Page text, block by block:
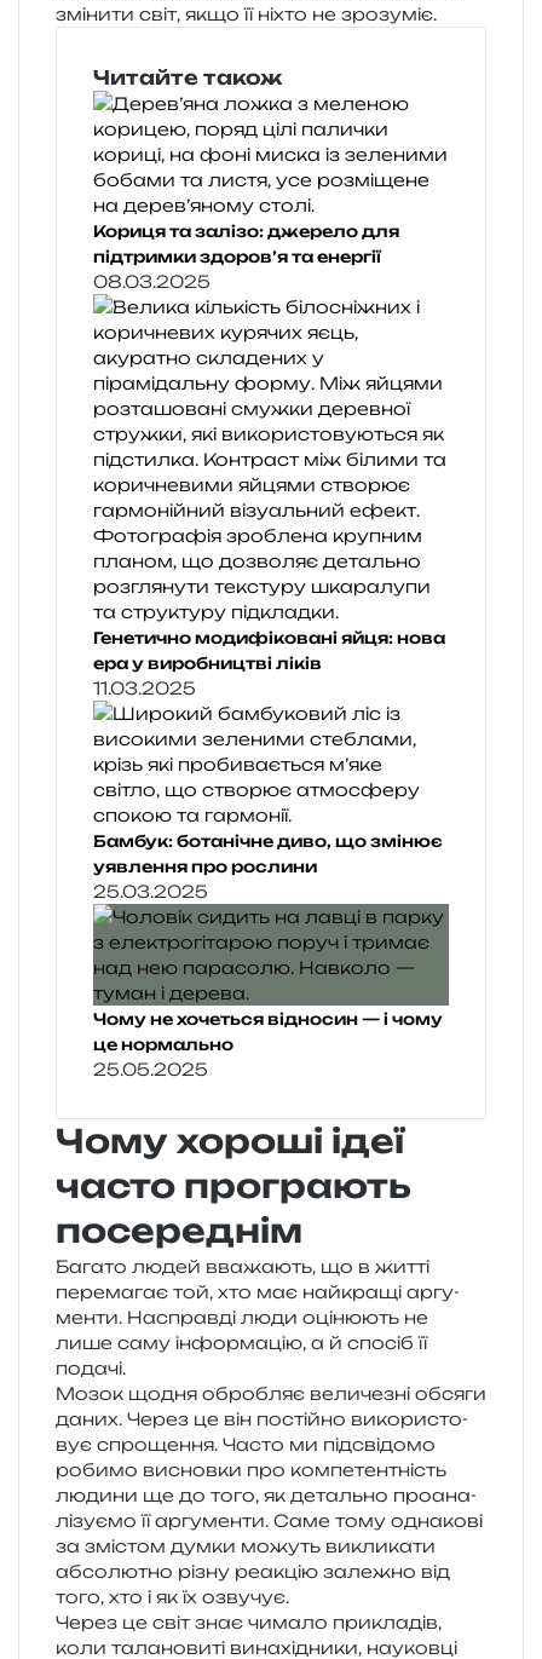
змі­ни­ти світ, якщо її ніхто не зрозуміє.
Читайте також
Кориця та залізо: джерело для
підтримки здоров’я та енергії
08.03.2025
Генетично модифіковані яйця: нова
ера у виробництві ліків
11.03.2025
Бамбук: ботанічне диво, що змінює
уявлення про рослини
25.03.2025
Чому не хочеться відносин — і чому
це нормально
25.05.2025
Чому хороші ідеї
часто програють
посереднім
Багато людей вва­жа­ють, що в житті
пере­ма­гає той, хто має най­кра­щі аргу­
мен­ти. Насправді люди оці­ню­ють не
лише саму інфор­ма­цію, а й спо­сіб її
подачі.
Мозок щодня обро­бляє вели­че­зні обся­ги
даних. Через це він постій­но вико­ри­сто­
вує спро­ще­н­ня. Часто ми під­сві­до­мо
роби­мо виснов­ки про ком­пе­тен­тність
люди­ни ще до того, як деталь­но про­ана­
лі­зу­є­мо її аргу­мен­ти. Саме тому одна­ко­ві
за змі­стом думки можуть викли­ка­ти
абсо­лю­тно різну реа­кцію зале­жно від
того, хто і як їх озвучує.
Через це світ знає чима­ло при­кла­дів,
коли тала­но­ви­ті вина­хі­дни­ки, нау­ков­ці